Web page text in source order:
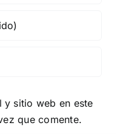
y sitio web en este
que comente.